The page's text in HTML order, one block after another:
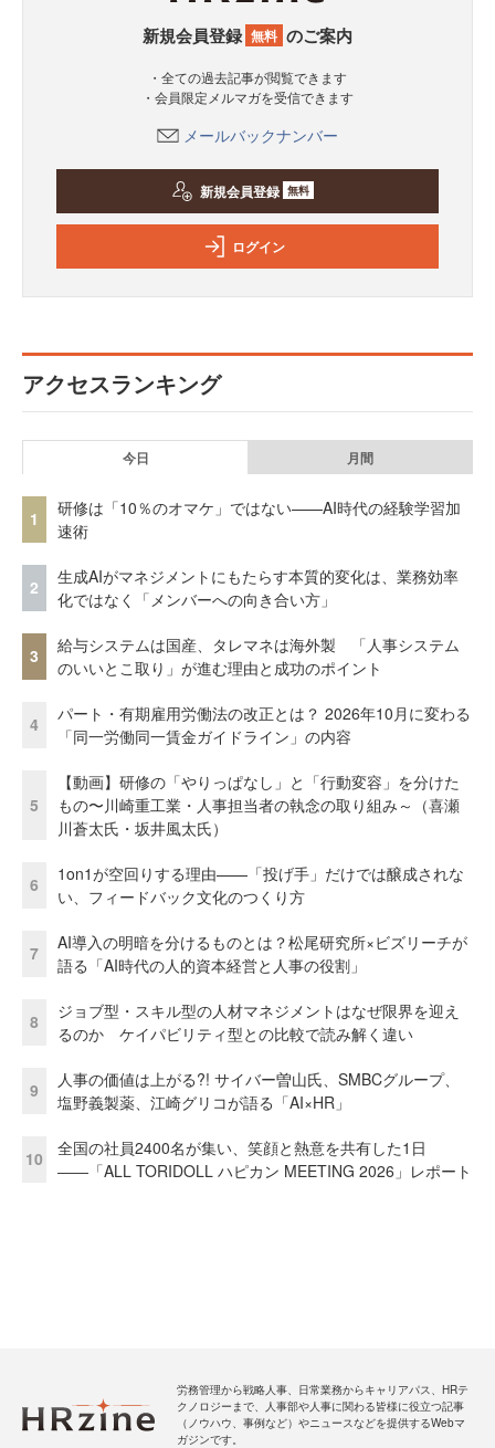
新規会員登録 無料 のご案内
・全ての過去記事が閲覧できます
・会員限定メルマガを受信できます
メールバックナンバー
新規会員登録 無料
ログイン
アクセスランキング
今日 月間
1
研修は「10％のオマケ」ではない——AI時代の経験学習加
速術
2
生成AIがマネジメントにもたらす本質的変化は、業務効率
化ではなく「メンバーへの向き合い方」
3
給与システムは国産、タレマネは海外製 「人事システム
のいいとこ取り」が進む理由と成功のポイント
4
パート・有期雇用労働法の改正とは？ 2026年10月に変わる
「同一労働同一賃金ガイドライン」の内容
5
【動画】研修の「やりっぱなし」と「行動変容」を分けた
もの〜川崎重工業・人事担当者の執念の取り組み～（喜瀬
川蒼太氏・坂井風太氏）
6
1on1が空回りする理由——「投げ手」だけでは醸成されな
い、フィードバック文化のつくり方
7
AI導入の明暗を分けるものとは？松尾研究所×ビズリーチが
語る「AI時代の人的資本経営と人事の役割」
8
ジョブ型・スキル型の人材マネジメントはなぜ限界を迎え
るのか ケイパビリティ型との比較で読み解く違い
9
人事の価値は上がる?! サイバー曽山氏、SMBCグループ、
塩野義製薬、江崎グリコが語る「AI×HR」
10
全国の社員2400名が集い、笑顔と熱意を共有した1日
――「ALL TORIDOLL ハピカン MEETING 2026」レポート
労務管理から戦略人事、日常業務からキャリアパス、HRテ
クノロジーまで、人事部や人事に関わる皆様に役立つ記事
（ノウハウ、事例など）やニュースなどを提供するWebマ
ガジンです。